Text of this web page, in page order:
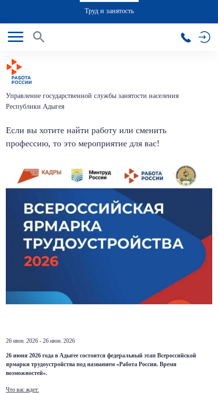
Труд и занятость
Управление государственной службы занятости населения
Республики Адыгея
Если вы хотите найти работу или сменить
профессию, то это мероприятие для вас!
26 июн. 2026 - 26 июн. 2026
26 июня 2026 года в Адыгее состоится федеральный этап Всероссийской
ярмарки трудоустройства под названием «Работа России. Время
возможностей».
Что вас ждет: